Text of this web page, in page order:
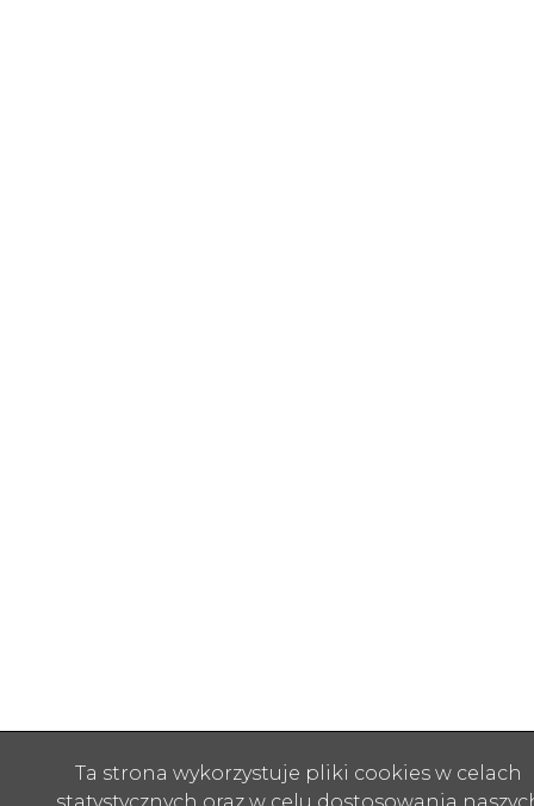
Ta strona wykorzystuje pliki cookies w celach
statystycznych oraz w celu dostosowania